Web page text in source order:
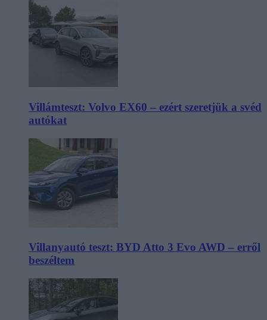
Villámteszt: Volvo EX60 – ezért szeretjük a svéd
autókat
Villanyautó teszt: BYD Atto 3 Evo AWD – erről
beszéltem